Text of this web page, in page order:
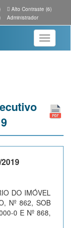
Alto Contraste (6)
Administrador
Toggle
DO IMÓVEL
Nº 862, SOB
0 E Nº 868,